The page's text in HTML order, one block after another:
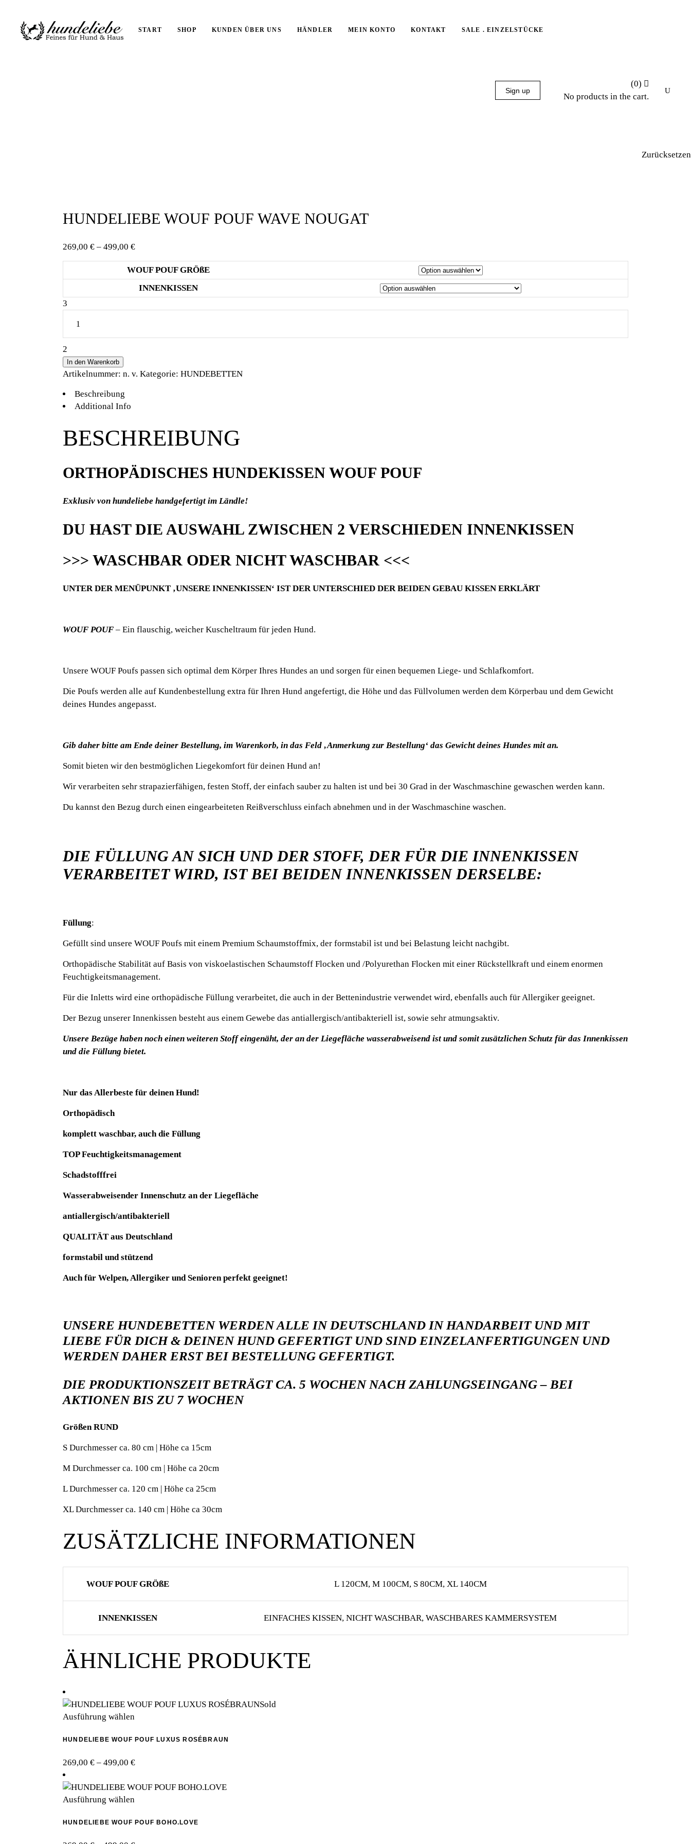
START SHOP KUNDEN ÜBER UNS HÄNDLER MEIN KONTO KONTAKT SALE . EINZELSTÜCKE
Sign up
(0)
No products in the cart.
HUNDELIEBE WOUF POUF WAVE NOUGAT
269,00 € – 499,00 €Preisspanne:
269,00 €
bis
499,00 €
WOUF POUF GRÖßE
INNENKISSEN
Zurücksetzen
HUNDELIEBE
POUF
WAVE
NOUGAT
quantity
In den Warenkorb
Artikelnummer: n. v. Kategorie: HUNDEBETTEN
Beschreibung
Additional Info
BESCHREIBUNG
ORTHOPÄDISCHES HUNDEKISSEN WOUF POUF
Exklusiv von hundeliebe handgefertigt im Ländle!
DU HAST DIE AUSWAHL ZWISCHEN 2 VERSCHIEDEN INNENKISSEN
>>> WASCHBAR ODER NICHT WASCHBAR <<<
UNTER DER MENÜPUNKT ‚UNSERE INNENKISSEN‘ IST DER UNTERSCHIED DER BEIDEN GEBAU KISSEN ERKLÄRT
WOUF POUF – Ein flauschig, weicher Kuscheltraum für jeden Hund.
Unsere WOUF Poufs passen sich optimal dem Körper Ihres Hundes an und sorgen für einen bequemen Liege- und Schlafkomfort.
Die Poufs werden alle auf Kundenbestellung extra für Ihren Hund angefertigt, die Höhe und das Füllvolumen werden dem Körperbau und dem Gewicht
deines Hundes angepasst.
Gib daher bitte am Ende deiner Bestellung, im Warenkorb, in das Feld ‚Anmerkung zur Bestellung‘ das Gewicht deines Hundes mit an.
Somit bieten wir den bestmöglichen Liegekomfort für deinen Hund an!
Wir verarbeiten sehr strapazierfähigen, festen Stoff, der einfach sauber zu halten ist und bei 30 Grad in der Waschmaschine gewaschen werden kann.
Du kannst den Bezug durch einen eingearbeiteten Reißverschluss einfach abnehmen und in der Waschmaschine waschen.
DIE FÜLLUNG AN SICH UND DER STOFF, DER FÜR DIE INNENKISSEN
VERARBEITET WIRD, IST BEI BEIDEN INNENKISSEN DERSELBE:
Füllung:
Gefüllt sind unsere WOUF Poufs mit einem Premium Schaumstoffmix, der formstabil ist und bei Belastung leicht nachgibt.
Orthopädische Stabilität auf Basis von viskoelastischen Schaumstoff Flocken und /Polyurethan Flocken mit einer Rückstellkraft und einem enormen
Feuchtigkeitsmanagement.
Für die Inletts wird eine orthopädische Füllung verarbeitet, die auch in der Bettenindustrie verwendet wird, ebenfalls auch für Allergiker geeignet.
Der Bezug unserer Innenkissen besteht aus einem Gewebe das antiallergisch/antibakteriell ist, sowie sehr atmungsaktiv.
Unsere Bezüge haben noch einen weiteren Stoff eingenäht, der an der Liegefläche wasserabweisend ist und somit zusätzlichen Schutz für das Innenkissen
und die Füllung bietet.
Nur das Allerbeste für deinen Hund!
Orthopädisch
komplett waschbar, auch die Füllung
TOP Feuchtigkeitsmanagement
Schadstofffrei
Wasserabweisender Innenschutz an der Liegefläche
antiallergisch/antibakteriell
QUALITÄT aus Deutschland
formstabil und stützend
Auch für Welpen, Allergiker und Senioren perfekt geeignet!
UNSERE HUNDEBETTEN WERDEN ALLE IN DEUTSCHLAND IN HANDARBEIT UND MIT
LIEBE FÜR DICH & DEINEN HUND GEFERTIGT UND SIND EINZELANFERTIGUNGEN UND
WERDEN DAHER ERST BEI BESTELLUNG GEFERTIGT.
DIE PRODUKTIONSZEIT BETRÄGT CA. 5 WOCHEN NACH ZAHLUNGSEINGANG – BEI
AKTIONEN BIS ZU 7 WOCHEN
Größen RUND
S Durchmesser ca. 80 cm | Höhe ca 15cm
M Durchmesser ca. 100 cm | Höhe ca 20cm
L Durchmesser ca. 120 cm | Höhe ca 25cm
XL Durchmesser ca. 140 cm | Höhe ca 30cm
ZUSÄTZLICHE INFORMATIONEN
WOUF POUF GRÖßE L 120CM, M 100CM, S 80CM, XL 140CM
INNENKISSEN EINFACHES KISSEN, NICHT WASCHBAR, WASCHBARES KAMMERSYSTEM
ÄHNLICHE PRODUKTE
Sold
Ausführung wählen
weist
Varianten
Die
Optionen
auf
HUNDELIEBE WOUF POUF LUXUS ROSÉBRAUN
269,00 € – 499,00 €Preisspanne:
bis
Ausführung wählen
weist
HUNDELIEBE WOUF POUF BOHO.LOVE